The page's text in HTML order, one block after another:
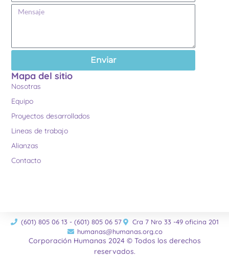
Enviar
Mapa del sitio
Nosotras
Equipo
Proyectos desarrollados
Lineas de trabajo
Alianzas
Contacto
(601) 805 06 13 - (601) 805 06 57
Cra 7 Nro 33 -49 oficina 201
humanas@humanas.org.co
Corporación Humanas 2024 © Todos los derechos
reservados.